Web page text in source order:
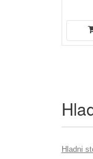
Hladni